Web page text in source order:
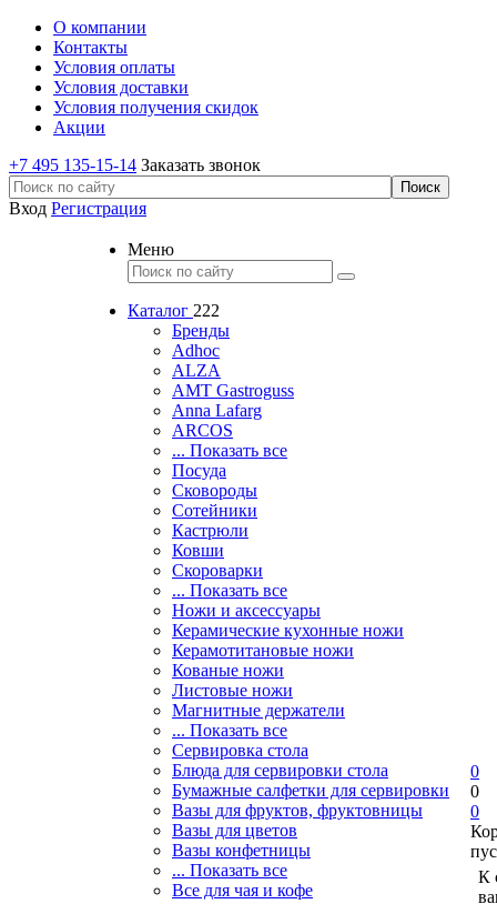
О компании
Контакты
Условия оплаты
Условия доставки
Условия получения скидок
Акции
+7 495 135-15-14 Заказать звонок
Вход Регистрация
Меню
Каталог 222
Бренды
Adhoc
ALZA
AMT Gastroguss
Anna Lafarg
ARCOS
... Показать все
Посуда
Сковороды
Сотейники
Кастрюли
Ковши
Скороварки
... Показать все
Ножи и аксессуары
Керамические кухонные ножи
Керамотитановые ножи
Кованые ножи
Листовые ножи
Магнитные держатели
... Показать все
Сервировка стола
Блюда для сервировки стола
Бумажные салфетки для сервировки
Вазы для фруктов, фруктовницы
Вазы для цветов
Вазы конфетницы
... Показать все
Все для чая и кофе
0
0
0
К